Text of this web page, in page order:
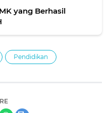
yang Berhasil
Pendidikan